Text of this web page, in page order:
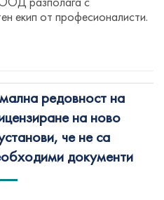
екип от професионалисти.
редовност на
на ново
че не са
документи